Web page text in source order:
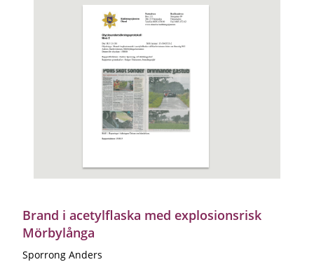
Brand i acetylflaska med explosionsrisk
Mörbylånga
Sporrong Anders